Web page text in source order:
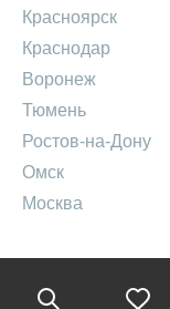
Красноярск
Краснодар
Воронеж
Тюмень
Ростов-на-Дону
Омск
Москва